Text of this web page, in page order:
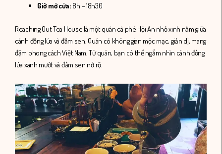
Giờ mở cửa: 8h – 18h30
Reaching Out Tea House là một quán cà phê Hội An nhỏ xinh nằm giữa
cánh đồng lúa và đầm sen. Quán có không gian mộc mạc, giản dị, mang
đậm phong cách Việt Nam. Từ quán, bạn có thể ngắm nhìn cánh đồng
lúa xanh mướt và đầm sen nở rộ.